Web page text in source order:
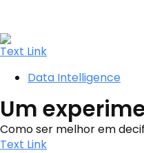
Text Link
Data Intelligence
Um
Como ser melhor em
Text Link